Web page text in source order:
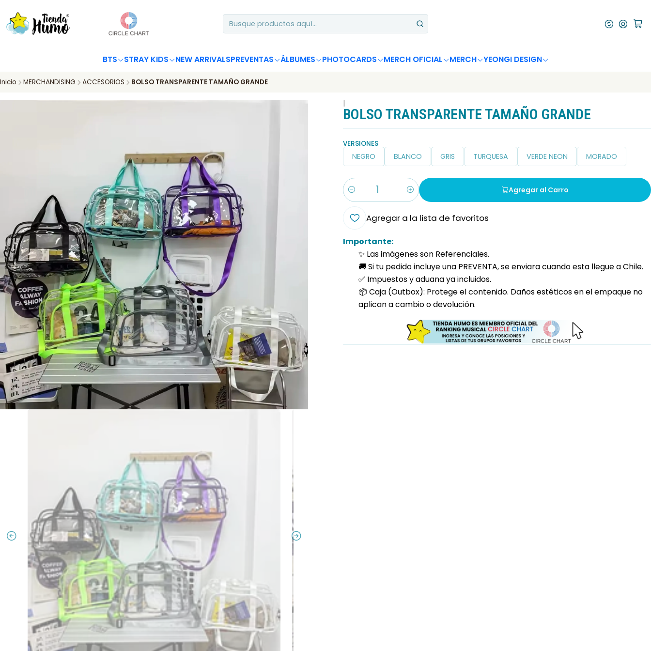
BTS STRAY KIDS NEW ARRIVALSPREVENTAS ÁLBUMES PHOTOCARDS MERCH OFICIAL MERCH YEONGI DESIGN
Inicio MERCHANDISING ACCESORIOS BOLSO TRANSPARENTE TAMAÑO GRANDE
|
BOLSO TRANSPARENTE TAMAÑO GRANDE
VERSIONES
NEGRO BLANCO GRIS TURQUESA VERDE NEON MORADO
Cantidad
Agregar al Carro
Agregar a la lista de favoritos
Importante:
✨ Las imágenes son Referenciales.
🚚 Si tu pedido incluye una PREVENTA, se enviara cuando esta llegue a Chile.
✅ Impuestos y aduana ya incluidos.
📦 Caja (Outbox): Protege el contenido. Daños estéticos en el empaque no
aplican a cambio o devolución.